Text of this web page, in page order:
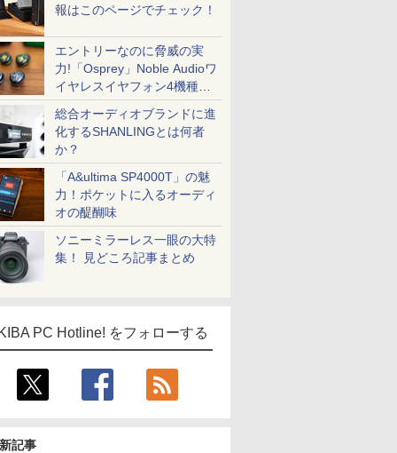
報はこのページでチェック！
エントリーなのに脅威の実
力!「Osprey」Noble Audioワ
イヤレスイヤフォン4機種を
一気に聴く
総合オーディオブランドに進
化するSHANLINGとは何者
か？
「A&ultima SP4000T」の魅
力！ポケットに入るオーディ
オの醍醐味
ソニーミラーレス一眼の大特
集！ 見どころ記事まとめ
PC Hotline! をフォローする
記事